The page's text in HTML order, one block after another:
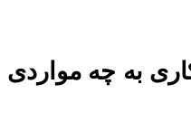
بیکاری به چه مواردی